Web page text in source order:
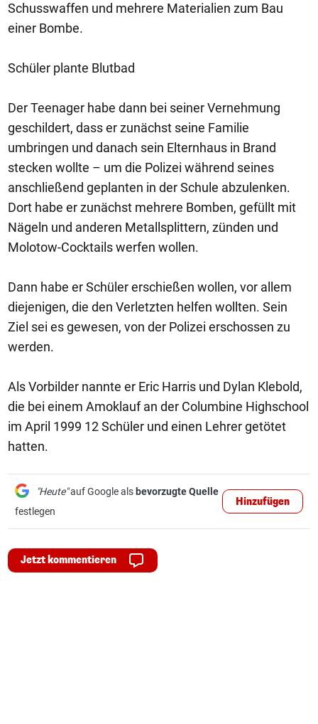
Schusswaffen und mehrere Materialien zum Bau
einer Bombe.
Schüler plante Blutbad
Der Teenager habe dann bei seiner Vernehmung
geschildert, dass er zunächst seine Familie
umbringen und danach sein Elternhaus in Brand
stecken wollte – um die Polizei während seines
anschließend geplanten in der Schule abzulenken.
Dort habe er zunächst mehrere Bomben, gefüllt mit
Nägeln und anderen Metallsplittern, zünden und
Molotow-Cocktails werfen wollen.
Dann habe er Schüler erschießen wollen, vor allem
diejenigen, die den Verletzten helfen wollten. Sein
Ziel sei es gewesen, von der Polizei erschossen zu
werden.
Als Vorbilder nannte er Eric Harris und Dylan Klebold,
die bei einem Amoklauf an der Columbine Highschool
im April 1999 12 Schüler und einen Lehrer getötet
hatten.
"Heute"auf Google als bevorzugte Quelle
festlegen
Hinzufügen
Jetzt kommentieren